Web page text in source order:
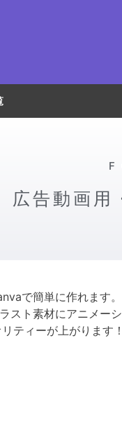
広告動画用
で簡単に作れます。
スト素材にアニメー
ティーが上がります！